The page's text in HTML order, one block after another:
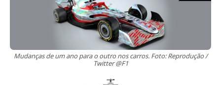
Mudanças de um ano para o outro nos carros. Foto: Reprodução /
Twitter @F1